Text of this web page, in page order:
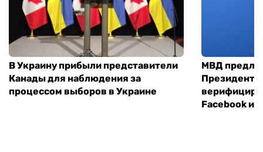
В Украину прибыли представители
Канады для наблюдения за
процессом выборов в Украине
МВД
Facebook и